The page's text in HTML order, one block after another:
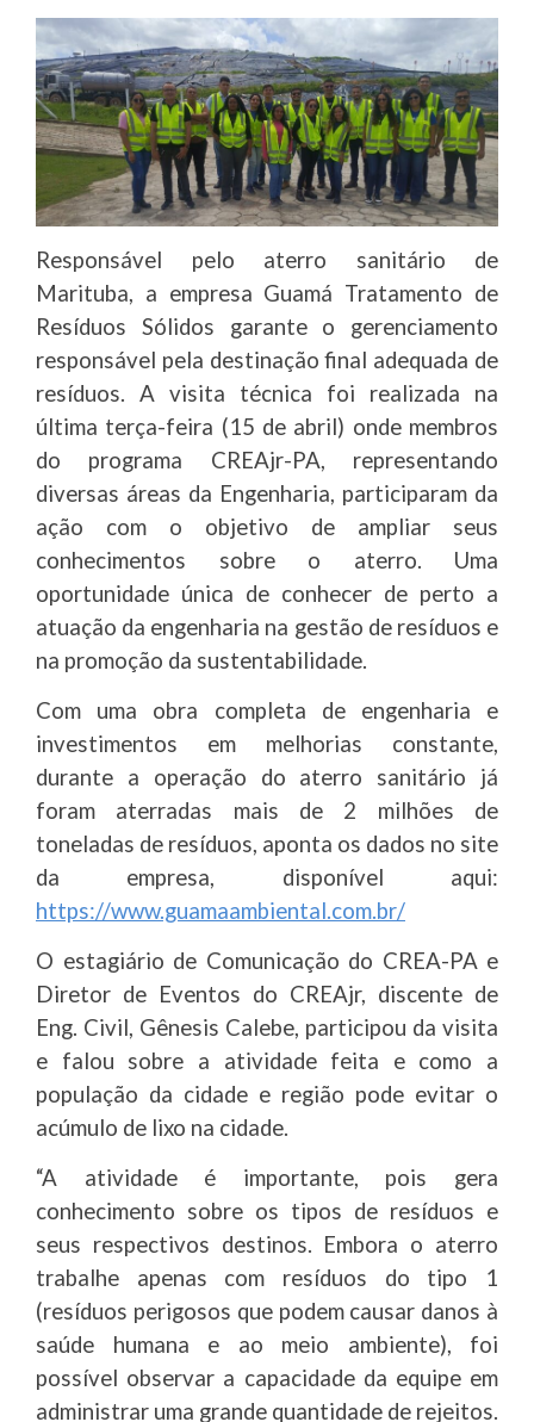
Responsável pelo aterro sanitário de
Marituba, a empresa Guamá Tratamento de
Resíduos Sólidos garante o gerenciamento
responsável pela destinação final adequada de
resíduos. A visita técnica foi realizada na
última terça-feira (15 de abril) onde membros
do programa CREAjr-PA, representando
diversas áreas da Engenharia, participaram da
ação com o objetivo de ampliar seus
conhecimentos sobre o aterro. Uma
oportunidade única de conhecer de perto a
atuação da engenharia na gestão de resíduos e
na promoção da sustentabilidade.
Com uma obra completa de engenharia e
investimentos em melhorias constante,
durante a operação do aterro sanitário já
foram aterradas mais de 2 milhões de
toneladas de resíduos, aponta os dados no site
da empresa, disponível aqui:
https://www.guamaambiental.com.br/
O estagiário de Comunicação do CREA-PA e
Diretor de Eventos do CREAjr, discente de
Eng. Civil, Gênesis Calebe, participou da visita
e falou sobre a atividade feita e como a
população da cidade e região pode evitar o
acúmulo de lixo na cidade.
“A atividade é importante, pois gera
conhecimento sobre os tipos de resíduos e
seus respectivos destinos. Embora o aterro
trabalhe apenas com resíduos do tipo 1
(resíduos perigosos que podem causar danos à
saúde humana e ao meio ambiente), foi
possível observar a capacidade da equipe em
administrar uma grande quantidade de rejeitos.